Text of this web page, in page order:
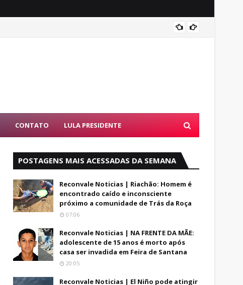
CONTATO LULA PRESIDENTE
POSTAGENS MAIS ACESSADAS DA SEMANA
Reconvale Noticias | Riachão: Homem é
encontrado caído e inconsciente
próximo a comunidade de Trás da Roça
07:06
Reconvale Noticias | NA FRENTE DA MÃE:
adolescente de 15 anos é morto após
casa ser invadida em Feira de Santana
20:05
Reconvale Noticias | El Niño pode atingir